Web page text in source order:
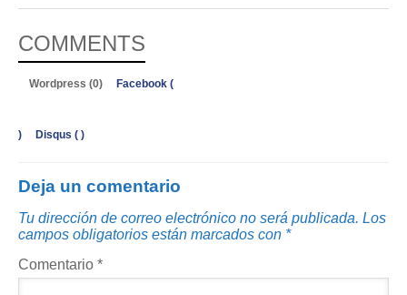
COMMENTS
Wordpress (0) Facebook (
) Disqus ( )
Deja un comentario
Tu dirección de correo electrónico no será publicada. Los
campos obligatorios están marcados con *
Comentario *